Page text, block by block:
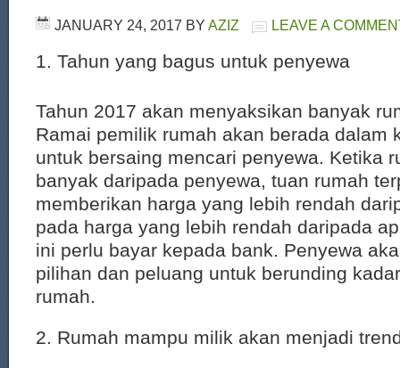
JANUARY 24, 2017 BY AZIZ LEAVE A
1. Tahun yang bagus untuk penyewa
Tahun 2017 akan menyaksikan banyak
Ramai pemilik rumah akan berada dalam
untuk bersaing mencari penyewa. Ketika
banyak daripada penyewa, tuan rumah
memberikan harga yang lebih rendah
pada harga yang lebih rendah daripada
ini perlu bayar kepada bank. Penyewa
pilihan dan peluang untuk berunding
rumah.
2. Rumah mampu milik akan menjadi